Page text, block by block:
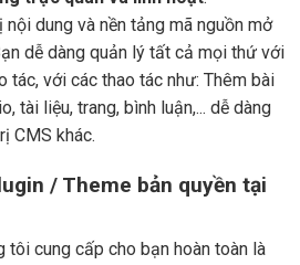
dung và nền tảng mã nguồn mở
dễ dàng quản lý tất cả mọi thứ với
tác, với các thao tác như: Thêm bài
tài liệu, trang, bình luận,... dễ dàng
CMS khác.
/ Theme bản quyền tại
tôi cung cấp cho bạn hoàn toàn là